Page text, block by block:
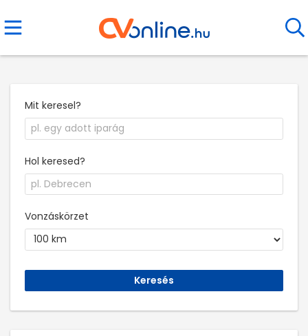
Mit keresel?
Hol keresed?
Vonzáskörzet